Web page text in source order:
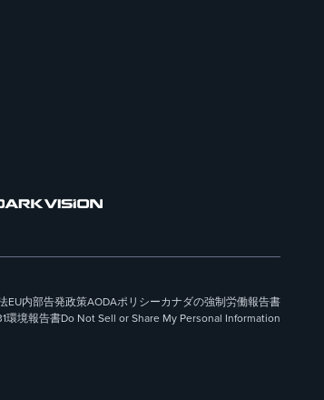
EU内部告発政策AODAポリシーカナダの強制労働報告書
環境報告書Do Not Sell or Share My Personal Information